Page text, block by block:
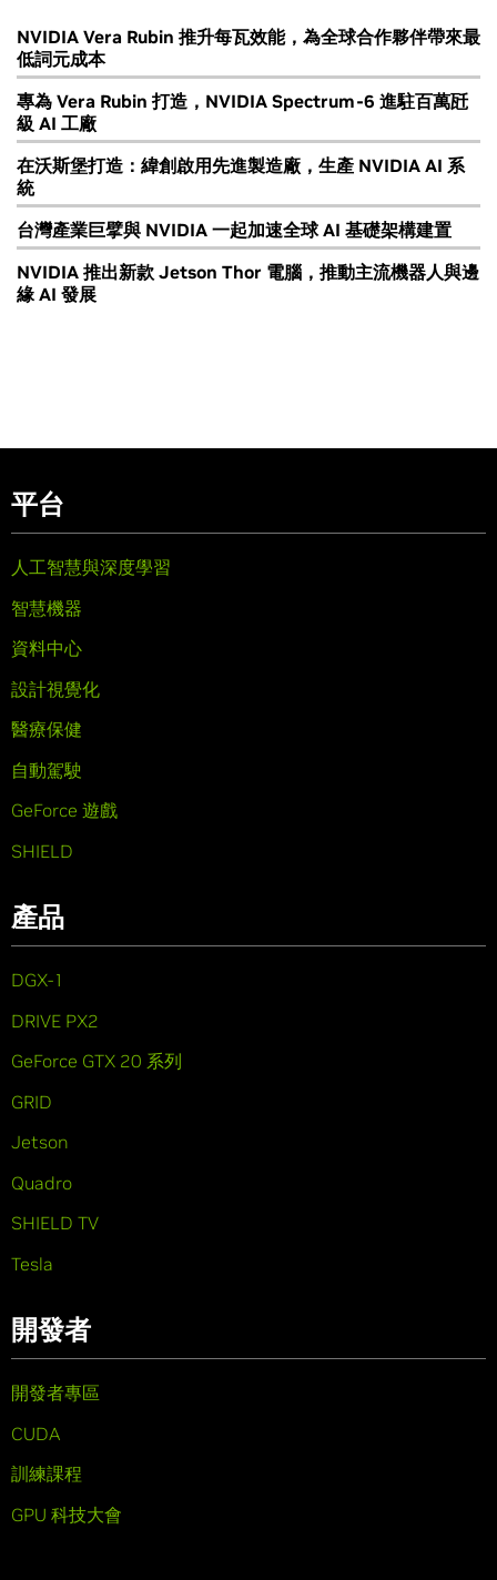
NVIDIA Vera Rubin 推升每瓦效能，為全球合作夥伴帶來最
低詞元成本
專為 Vera Rubin 打造，NVIDIA Spectrum-6 進駐百萬瓩
級 AI 工廠
在沃斯堡打造：緯創啟用先進製造廠，生產 NVIDIA AI 系
統
台灣產業巨擘與 NVIDIA 一起加速全球 AI 基礎架構建置
NVIDIA 推出新款 Jetson Thor 電腦，推動主流機器人與邊
緣 AI 發展
平台
人工智慧與深度學習
智慧機器
資料中心
設計視覺化
醫療保健
自動駕駛
GeForce 遊戲
SHIELD
產品
DGX-1
DRIVE PX2
GeForce GTX 20 系列
GRID
Jetson
Quadro
SHIELD TV
Tesla
開發者
開發者專區
CUDA
訓練課程
GPU 科技大會